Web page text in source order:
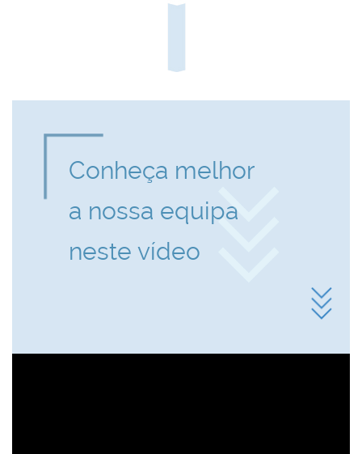
Conheça melhor
a nossa equipa
neste vídeo